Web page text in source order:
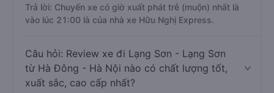
Trả lời: Chuyến xe có giờ xuất phát trễ (muộn) nhất là
vào lúc 21:00 là của nhà xe Hữu Nghị Express.
Câu hỏi: Review xe đi Lạng Sơn - Lạng Sơn
từ Hà Đông - Hà Nội nào có chất lượng tốt,
xuất sắc, cao cấp nhất?